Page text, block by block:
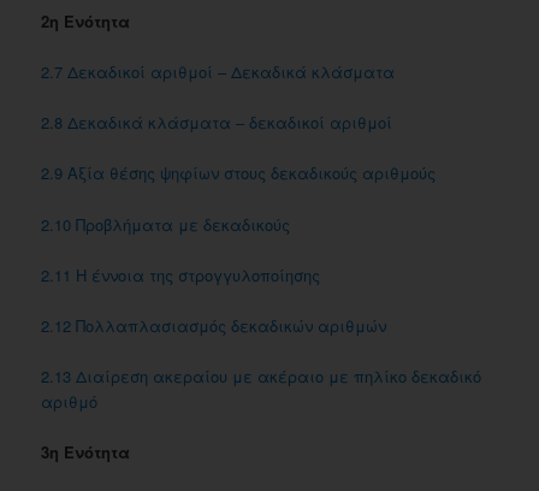
2η Ενότητα
2.7 Δεκαδικοί αριθμοί – Δεκαδικά κλάσματα
2.8 Δεκαδικά κλάσματα – δεκαδικοί αριθμοί
2.9 Αξία θέσης ψηφίων στους δεκαδικούς αριθμούς
2.10 Προβλήματα με δεκαδικούς
2.11 Η έννοια της στρογγυλοποίησης
2.12 Πολλαπλασιασμός δεκαδικών αριθμών
2.13 Διαίρεση ακεραίου με ακέραιο με πηλίκο δεκαδικό
αριθμό
3η Ενότητα